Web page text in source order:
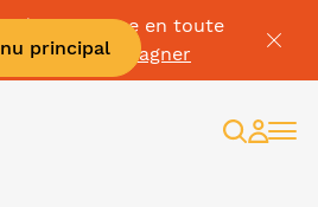
principal
électronique en toute
fais accompagner